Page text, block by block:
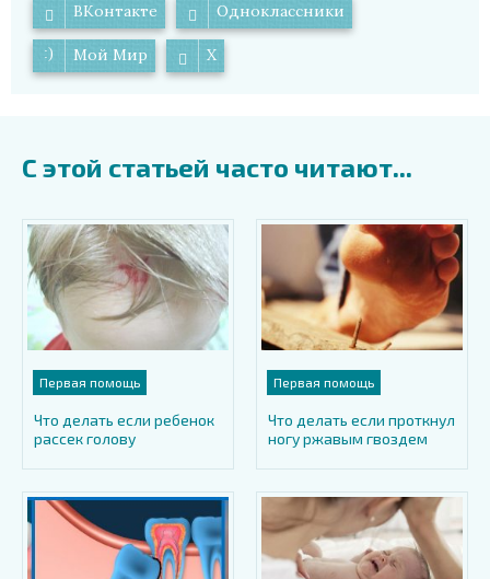
ВКонтакте Одноклассники
Мой Мир X
С этой статьей часто читают...
Первая помощь
Что делать если ребенок
рассек голову
Первая помощь
Что делать если проткнул
ногу ржавым гвоздем